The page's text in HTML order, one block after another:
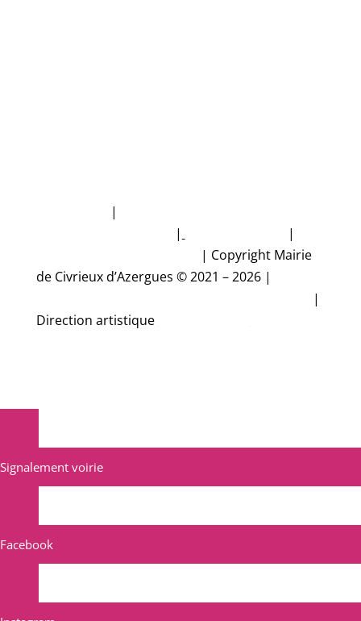
|
|
|
| Copyright Mairie
de Civrieux d’Azergues © 2021 – 2026 |
|
Direction artistique
Signalement voirie
Facebook